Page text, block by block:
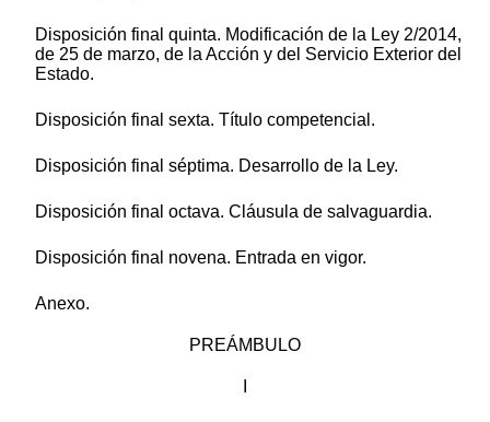
Disposición final quinta. Modificación de la Ley 2/2014,
de 25 de marzo, de la Acción y del Servicio Exterior del
Estado.
Disposición final sexta. Título competencial.
Disposición final séptima. Desarrollo de la Ley.
Disposición final octava. Cláusula de salvaguardia.
Disposición final novena. Entrada en vigor.
Anexo.
PREÁMBULO